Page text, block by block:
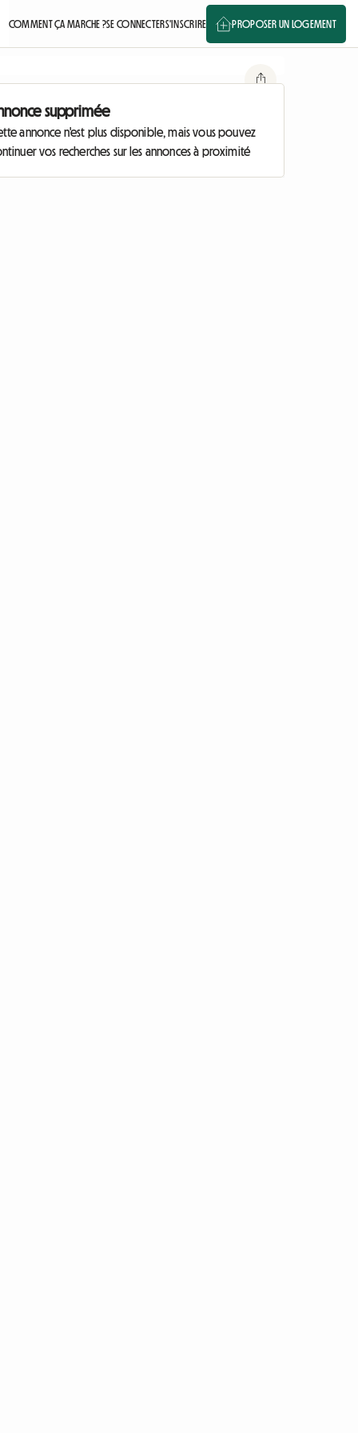
COMMENT ÇA MARCHE ?SE CONNECTERS'INSCRIRE PROPOSER UN LOGEMENT
supprimée
annonce n'est plus disponible, mais vous pouvez
vos recherches sur les annonces à proximité